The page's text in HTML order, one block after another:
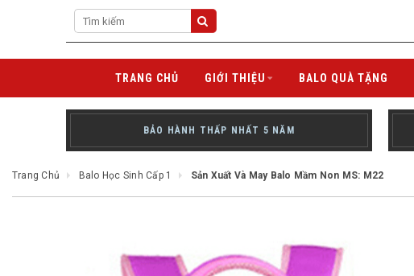
TRANG CHỦ GIỚI THIỆU BALO QUÀ TẶNG
BẢO HÀNH THẤP NHẤT 5 NĂM
Trang Chủ Balo Học Sinh Cấp 1 Sản Xuất Và May Balo Mầm Non MS: M22